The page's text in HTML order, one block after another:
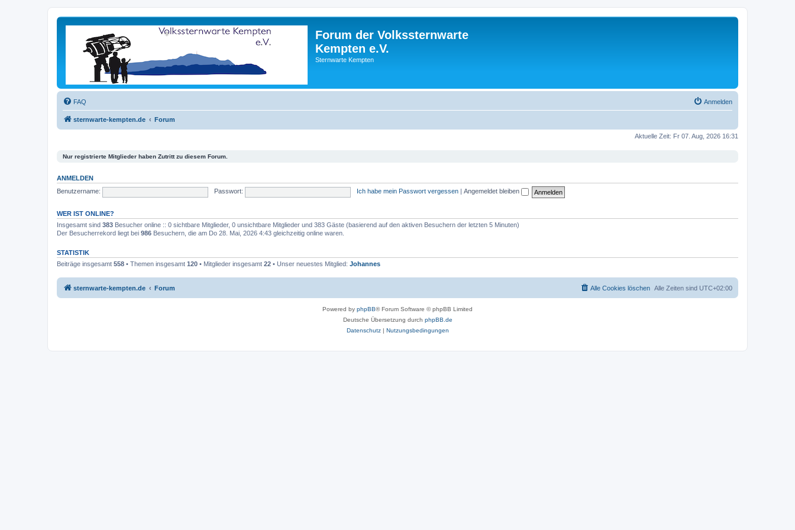
Forum der Volkssternwarte
Kempten e.V.
Sternwarte Kempten
FAQ Anmelden
sternwarte-kempten.de Forum
Aktuelle Zeit: Fr 07. Aug, 2026 16:31
Nur registrierte Mitglieder haben Zutritt zu diesem Forum.
ANMELDEN
Benutzername:
Passwort: Ich habe mein Passwort vergessen Angemeldet bleiben
WER IST ONLINE?
Insgesamt sind 383 Besucher online :: 0 sichtbare Mitglieder, 0 unsichtbare Mitglieder und 383 Gäste (basierend auf den aktiven Besuchern der letzten 5 Minuten)
Der Besucherrekord liegt bei 986 Besuchern, die am Do 28. Mai, 2026 4:43 gleichzeitig online waren.
STATISTIK
Beiträge insgesamt 558 • Themen insgesamt 120 • Mitglieder insgesamt 22 • Unser neuestes Mitglied: Johannes
sternwarte-kempten.de Forum Alle Zeiten sind UTC+02:00
Alle Cookies löschen
Powered by phpBB® Forum Software © phpBB Limited
Deutsche Übersetzung durch phpBB.de
Datenschutz| Nutzungsbedingungen